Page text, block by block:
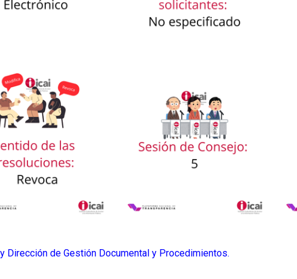
Dirección de Gestión Documental y Procedimientos.